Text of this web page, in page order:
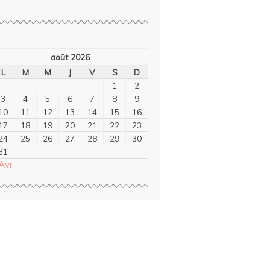
août 2026
L
M M J V S
D
1
2
3
4 5 6 7 8
9
11 12 13 14 15
16
18 19 20 21 22
23
25 26 27 28 29
30